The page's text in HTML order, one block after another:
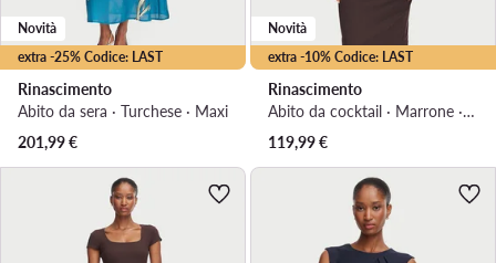
extra -25% Codice: LAST
Novità
Rinascimento
Abito da sera · Turchese · Maxi
201,99€
extra -10% Codice: LAST
Novità
Rinascimento
Abito da cocktail · Marrone · Midi
119,99€